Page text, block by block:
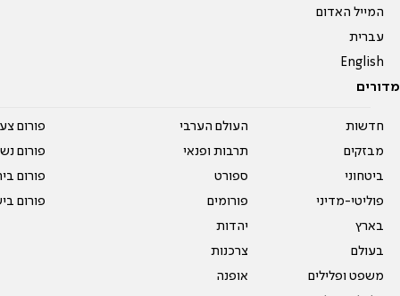
המייל האדום
עברית
English
מדורים
חדשות
מבזקים
ביטחוני
פוליטי-מדיני
בארץ
בעולם
משפט ופלילים
העולם הערבי
תרבות ופנאי
ספורט
פורומים
יהדות
צרכנות
אופנה
פורום
פורום
פורום
פורום